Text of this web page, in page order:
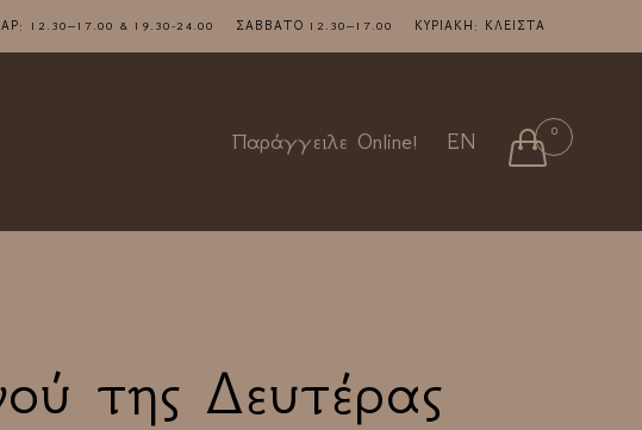
12.30–17.00 & 19.30-24.00 ΣΑΒΒΑΤΟ 12.30–17.00 ΚΥΡΙΑΚΗ: ΚΛΕΙΣΤΑ
Skip
to
Παράγγειλε Online! EN  0
της Δευτέρας